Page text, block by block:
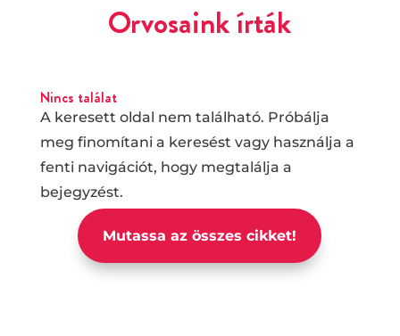
Orvosaink írták
Nincs találat
A keresett oldal nem található. Próbálja
meg finomítani a keresést vagy használja a
fenti navigációt, hogy megtalálja a
bejegyzést.
Mutassa az összes cikket!